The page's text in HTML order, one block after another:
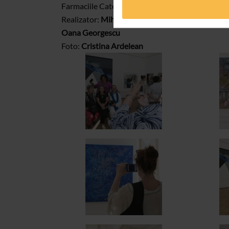
Farmaciile Catena, sponsori ai tuturor
Realizator: Mihaela Moldoveanu
Oana Georgescu
Foto: Cristina Ardelean